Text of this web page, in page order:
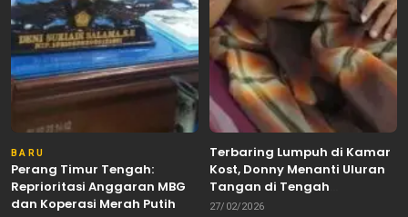
BARU
Perang Timur Tengah:
Reprioritasi Anggaran MBG
dan Koperasi Merah Putih
Terbaring Lumpuh di Kamar
Kost, Donny Menanti Uluran
Tangan di Tengah
Keterbatasan
27/02/2026